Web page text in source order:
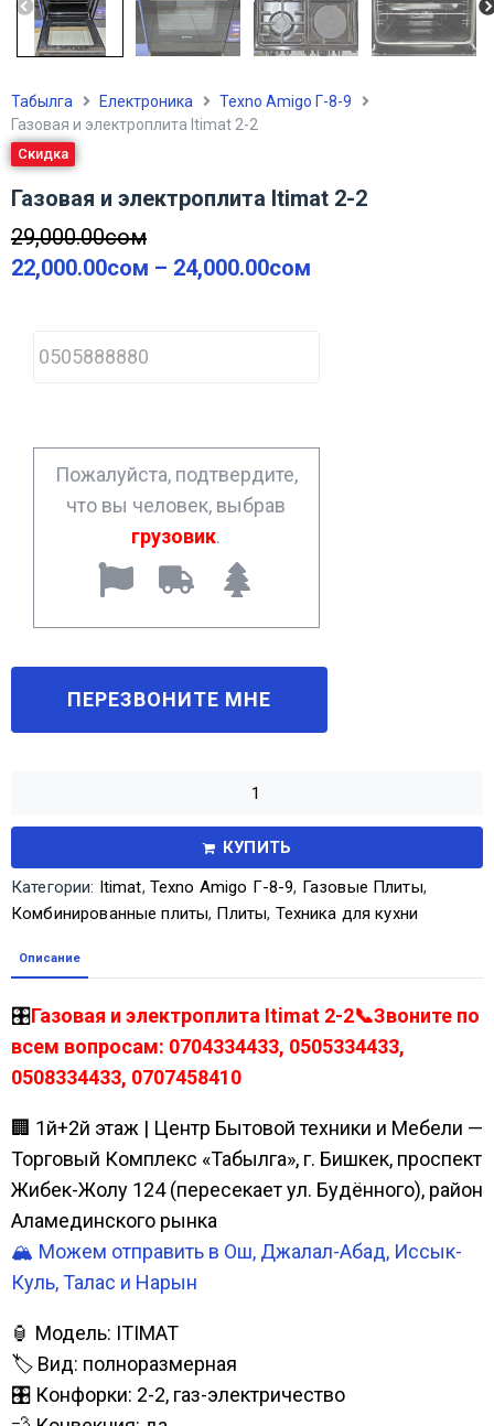
Табылга Електроника
Texno Amigo Г-8-9
Газовая и электроплита Itimat 2-2
Скидка
Газовая и электроплита Itimat 2-2
29,000.00сом
22,000.00сом – 24,000.00сом
h
o
*
Пожалуйста, подтвердите,
что вы человек, выбрав
грузовик.
КУПИТЬ
Категории: Itimat, Texno Amigo Г-8-9, Газовые Плиты,
Комбинированные плиты, Плиты, Техника для кухни
Описание
🎛️Газовая и электроплита Itimat 2-2📞Звоните по
всем вопросам: 0704334433, 0505334433,
0508334433, 0707458410
🏢 1й+2й этаж | Центр Бытовой техники и Мебели —
Торговый Комплекс «Табылга», г. Бишкек, проспект
Жибек-Жолу 124 (пересекает ул. Будённого), район
Аламединского рынка
🏔️ Можем отправить в Ош, Джалал-Абад, Иссык-
Куль, Талас и Нарын
🏮 Модель: ITIMAT
🏷️ Вид: полноразмерная
🎛️ Конфорки: 2-2, газ-электричество